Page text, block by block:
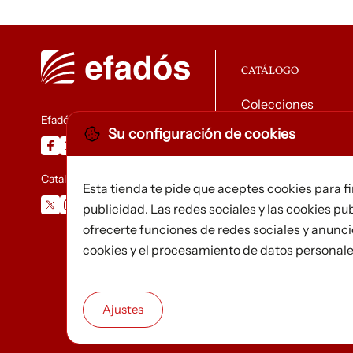
Efadós
Catalunya Desapareguda
CATÁLOGO
Colecciones
Descargar
Su configuración de cookies
Esta tienda te pide que aceptes cookies para
publicidad. Las redes sociales y las cookies
ofrecerte funciones de redes sociales y
cookies y el procesamiento de datos